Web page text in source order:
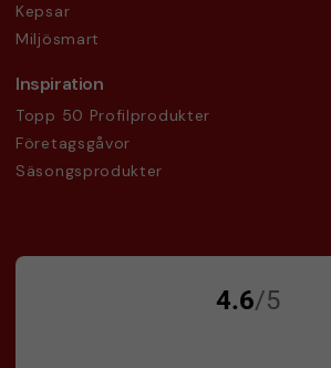
Kepsar
Miljösmart
Inspiration
Topp 50 Profilprodukter
Företagsgåvor
Säsongsprodukter